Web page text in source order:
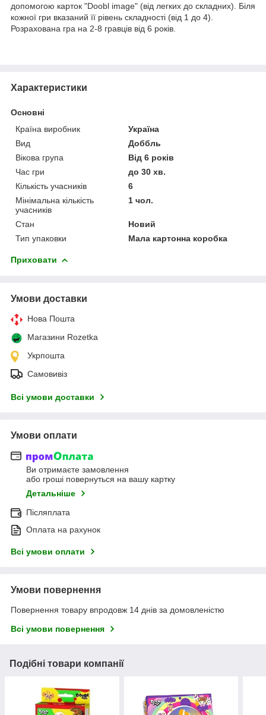
допомогою карток "Doobl image" (від легких до складних). Біля
кожної гри вказаний її рівень складності (від 1 до 4).
Розрахована гра на 2-8 гравців від 6 років.
Характеристики
Основні
Країна виробник
Україна
Вид
Доббль
Вікова група
Від 6 років
Час гри
до 30 хв.
Кількість учасників
6
Мінімальна кількість
учасників
1 чол.
Стан
Новий
Тип упаковки
Мала картонна коробка
Приховати
Умови доставки
Нова Пошта
Магазини Rozetka
Укрпошта
Самовивіз
Всі умови доставки
Умови оплати
Ви отримаєте замовлення
або гроші повернуться на вашу картку
Детальніше
Післяплата
Оплата на рахунок
Всі умови оплати
Умови повернення
Повернення товару впродовж 14 днів за домовленістю
Всі умови повернення
Подібні товари компанії